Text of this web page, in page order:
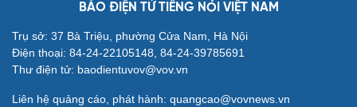
BÁO ĐIỆN TỬ TIẾNG NÓI VIỆT NAM
Trụ sở: 37 Bà Triệu, phường Cửa Nam, Hà Nội
Điện thoại: 84-24-22105148, 84-24-39785691
Thư điện tử: baodientuvov@vov.vn
Liên hệ quảng cáo, phát hành: quangcao@vovnews.vn